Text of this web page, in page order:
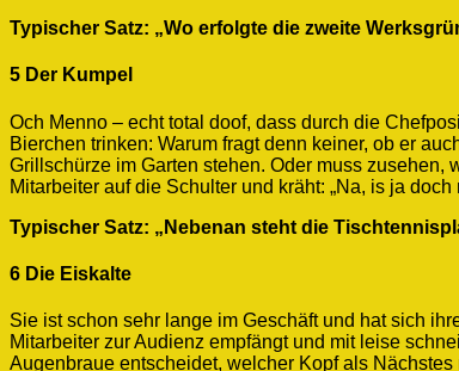
Typischer Satz: „Wo erfolgte die zweite
5 Der Kumpel
Och Menno – echt total doof, dass durch die
Bierchen trinken: Warum fragt denn keiner, ob er
Grillschürze im Garten stehen. Oder muss
Mitarbeiter auf die Schulter und kräht: „Na, is ja
Typischer Satz: „Nebenan steht die
6 Die Eiskalte
Sie ist schon sehr lange im Geschäft und hat sich
Mitarbeiter zur Audienz empfängt und mit leise
Augenbraue entscheidet, welcher Kopf als